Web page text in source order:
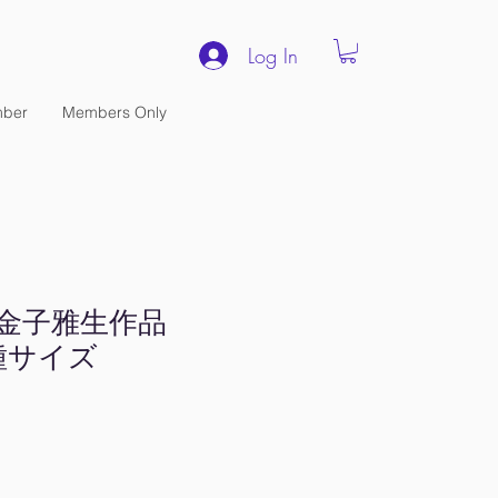
Log In
Members Only
子雅生作品
イズ